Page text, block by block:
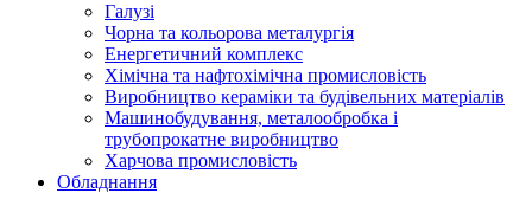
Галузі
Чорна та кольорова металургія
Енергетичний комплекс
Хімічна та нафтохімічна промисловість
Виробництво кераміки та будівельних матеріалів
Машинобудування, металообробка і
трубопрокатне виробництво
Харчова промисловість
Обладнання